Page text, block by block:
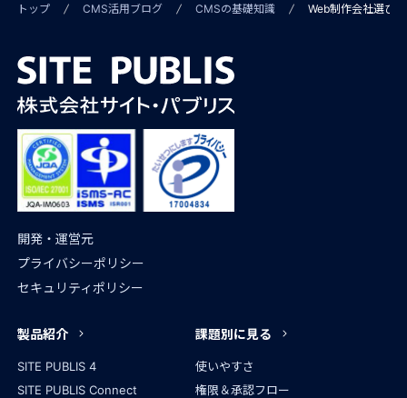
トップ CMS活用ブログ CMSの基礎知識 Web制作会社選び
開発・運営元
プライバシーポリシー
セキュリティポリシー
製品紹介
SITE PUBLIS 4
SITE PUBLIS Connect
課題別に見る
使いやすさ
権限＆承認フロー